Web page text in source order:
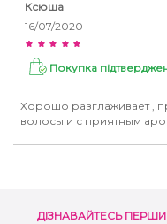
Ксюша
16/07/2020
Покупка
Хорошо разглаживает ,
волосы и с приятным
ДІЗНАВАЙТЕСЬ